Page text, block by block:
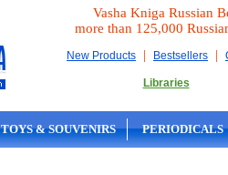
Vasha Kniga Russian
more than 125,000
New Products | Bestsellers |
Libraries
TOYS & SOUVENIRS PERIODICALS